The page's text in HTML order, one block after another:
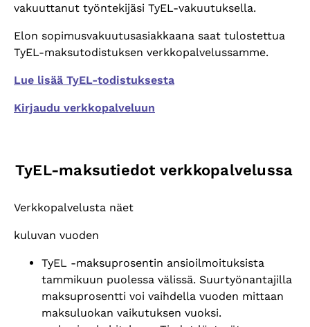
vakuuttanut työntekijäsi TyEL-vakuutuksella.
Elon sopimusvakuutusasiakkaana saat tulostettua
TyEL-maksutodistuksen verkkopalvelussamme.
Lue lisää TyEL-todistuksesta
Kirjaudu verkkopalveluun
TyEL-maksutiedot verkkopalvelussa
Verkkopalvelusta näet
kuluvan vuoden
TyEL -maksuprosentin ansioilmoituksista
tammikuun puolessa välissä. Suurtyönantajilla
maksuprosentti voi vaihdella vuoden mittaan
maksuluokan vaikutuksen vuoksi.